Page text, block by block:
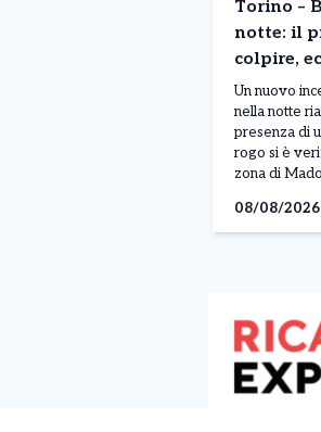
Torino –
notte: il
colpire,
Un nuovo
nella notte
presenza di
rogo si è
zona di
Il fuoco ha
08/08/2026